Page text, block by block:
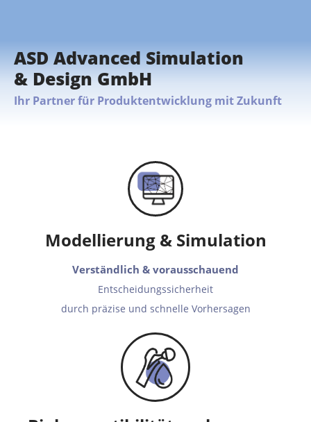
ASD Advanced Simulation
& Design GmbH
Ihr Partner für Produktentwicklung mit Zukunft
Modellier­ung & Simulation
Verständlich & vorausschauend
Entscheidungssicherheit
durch präzise und schnelle Vorhersagen